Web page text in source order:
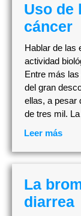
Uso de
cáncer
Hablar de las
actividad
Entre más
del gran
ellas, a pesar
de tres mil.
Leer más
La
diarrea